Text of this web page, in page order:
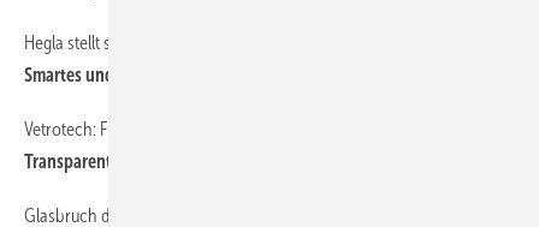
Hegla stellt seculift Hebeanlage mit Safetycheck-Funktion vor
Smartes und sicheres Glashandling
Vetrotech: Flächenbündiges Brandschutzglas
Transparenter Feuerschutz
Glasbruch durch Verdichtungsarbeiten?